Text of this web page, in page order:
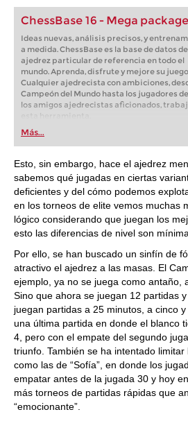
ChessBase 16 - Mega
Ideas nuevas, análisis precisos, y
a medida. ChessBase es la base de datos de
ajedrez particular de referencia en todo el
mundo. Aprenda, disfrute y mejore su
Cualquier ajedrecista con ambiciones,
Campeón del Mundo hasta los jugadores
los amigos ajedrecistas aficionados,
Más...
Esto, sin embargo, hace el ajedrez
sabemos qué jugadas en ciertas
deficientes y del cómo podemos
en los torneos de elite vemos muchas
lógico considerando que juegan los
esto las diferencias de nivel son
Por ello, se han buscado un sinfín de
atractivo el ajedrez a las masas. El
ejemplo, ya no se juega como antaño,
Sino que ahora se juegan 12 partidas
juegan partidas a 25 minutos, a cinco
una última partida en donde el blanco
4, pero con el empate del segundo
triunfo. También se ha intentado
como las de “Sofía”, en donde los
empatar antes de la jugada 30 y hoy
más torneos de partidas rápidas que
“emocionante”.